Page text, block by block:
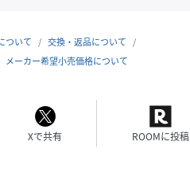
ついて
交換・返品について
メーカー希望小売価格について
Xで共有 ROOMに投稿